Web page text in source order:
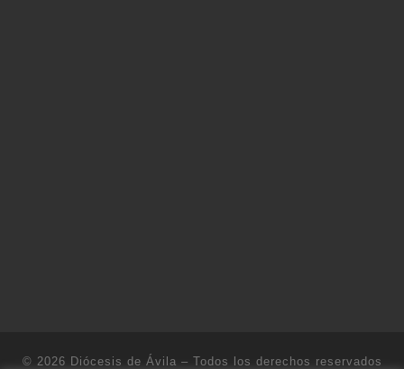
© 2026 Diócesis de Ávila – Todos los derechos reservados